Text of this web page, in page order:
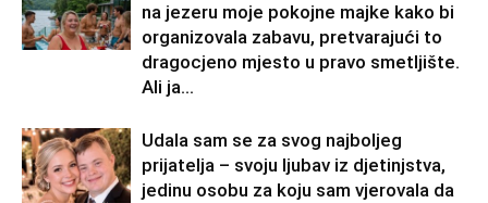
na jezeru moje pokojne majke kako bi
organizovala zabavu, pretvarajući to
dragocjeno mjesto u pravo smetljište.
Ali ja...
Udala sam se za svog najboljeg
prijatelja – svoju ljubav iz djetinjstva,
jedinu osobu za koju sam vjerovala da